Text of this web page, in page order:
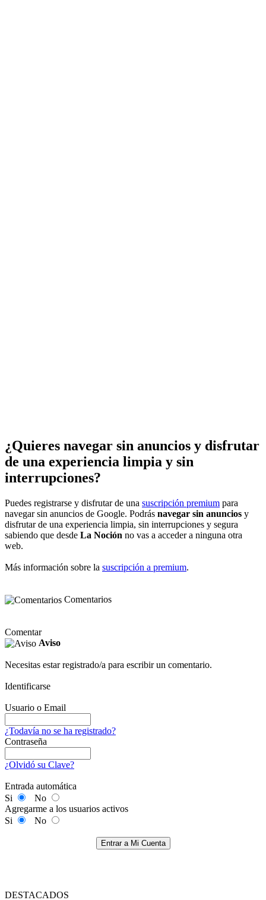
¿Quieres navegar sin anuncios y disfrutar
de una experiencia limpia y sin
interrupciones?
Puedes registrarse y disfrutar de una suscripción premium para
navegar sin anuncios de Google. Podrás navegar sin anuncios y
disfrutar de una experiencia limpia, sin interrupciones y segura
sabiendo que desde La Noción no vas a acceder a ninguna otra
web.
Más información sobre la suscripción a premium.
Comentarios
Comentar
Aviso
Necesitas estar registrado/a para escribir un comentario.
Identificarse
Usuario o Email
¿Todavía no se ha registrado?
Contraseña
¿Olvidó su Clave?
Entrada automática
Si
No
Agregarme a los usuarios activos
Si
No
Entrar a Mi Cuenta
DESTACADOS